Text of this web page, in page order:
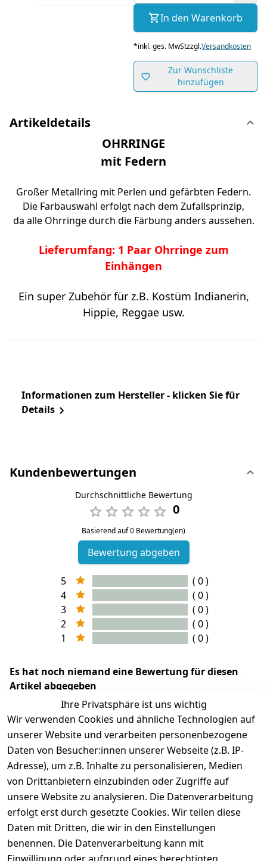
In den Warenkorb
*inkl. ges. MwStzzgl.Versandkosten
Zur Wunschliste
hinzufügen
Artikeldetails
OHRRINGE
mit Federn
Großer Metallring mit Perlen und gefärbten Federn.
Die Farbauswahl erfolgt nach dem Zufallsprinzip,
da alle Ohrringe durch die Färbung anders aussehen.
Lieferumfang: 1 Paar Ohrringe zum
Einhängen
Ein super Zubehör für z.B. Kostüm Indianerin,
Hippie, Reggae usw.
Informationen zum Hersteller - klicken Sie für
Details
Kundenbewertungen
Durchschnittliche Bewertung
0
Basierend auf 0 Bewertung(en)
Bewertung abgeben
5
( 0 )
4
( 0 )
3
( 0 )
2
( 0 )
1
( 0 )
Es hat noch niemand eine Bewertung für diesen
Artikel abgegeben
Ihre Privatsphäre ist uns wichtig
Wir verwenden Cookies und ähnliche Technologien auf
unserer Website und verarbeiten personenbezogene
Daten von Besucher:innen unserer Webseite (z.B. IP-
Adresse), um z.B. Inhalte zu personalisieren, Medien
von Drittanbietern einzubinden oder Zugriffe auf
unsere Website zu analysieren. Die Datenverarbeitung
erfolgt erst durch gesetzte Cookies. Wir teilen diese
Daten mit Dritten, die wir in den Einstellungen
benennen. Die Datenverarbeitung kann mit
Rechtliches
Impressum
Services
Kontakt
Registrieren
Wir
versenden
mit
Zahle
bequem per